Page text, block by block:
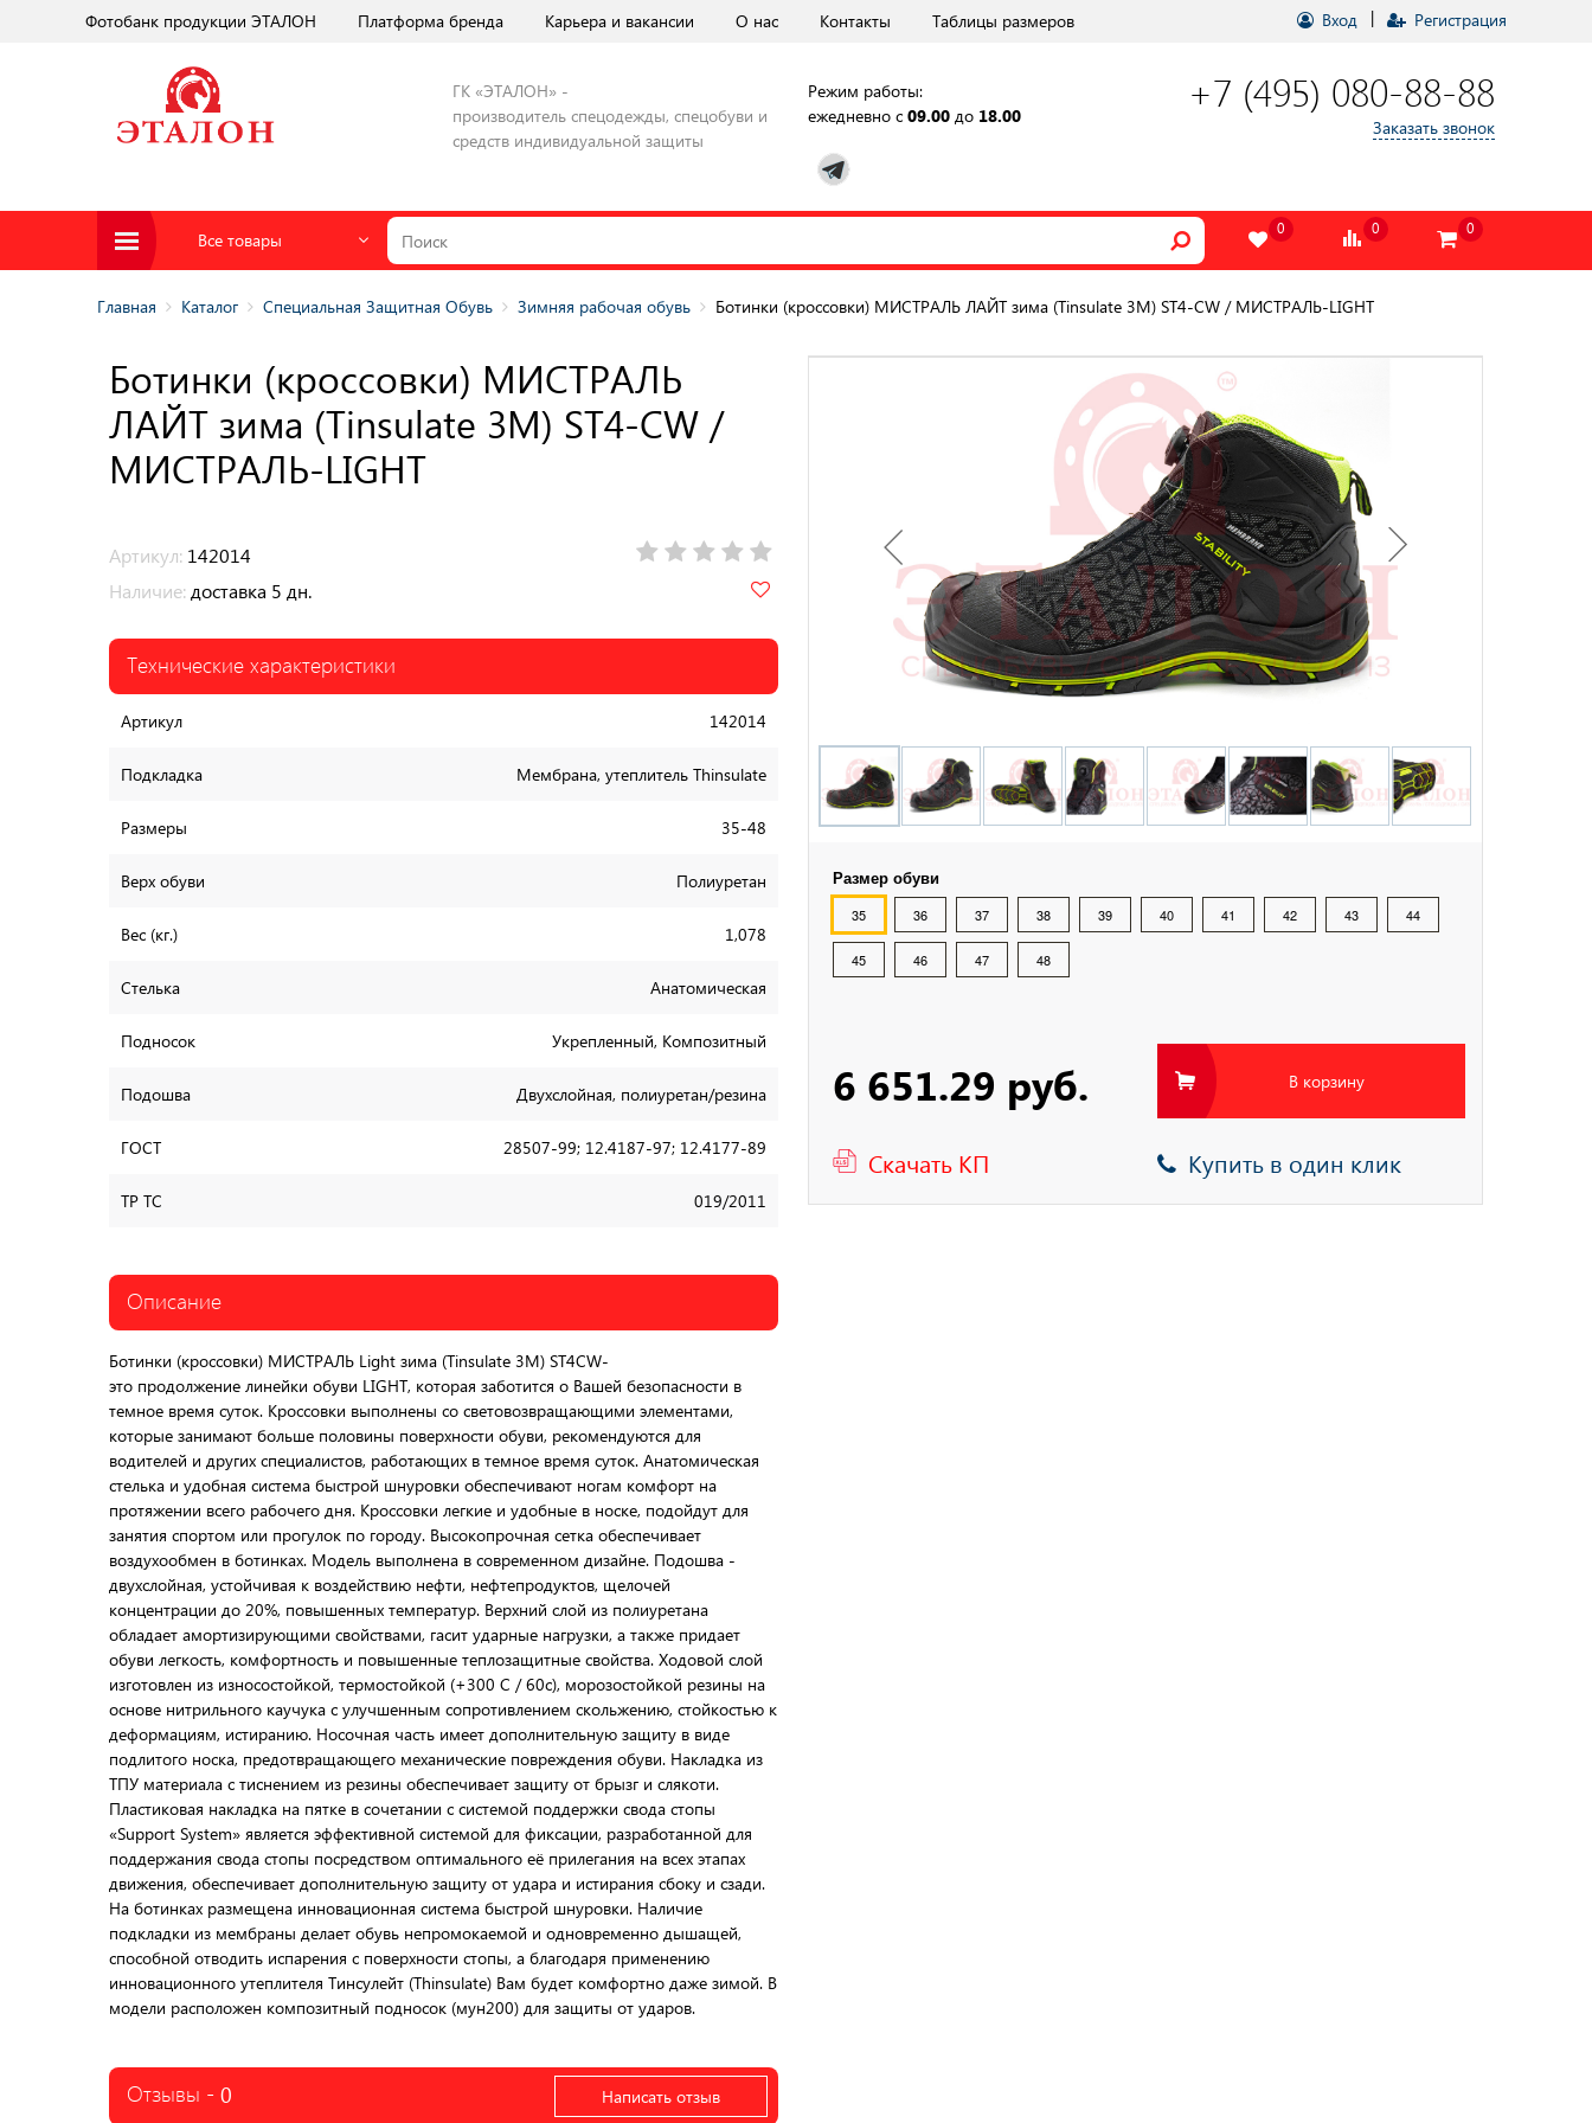
Фотобанк продукции ЭТАЛОН Платформа бренда Карьера и вакансии О нас Контакты Таблицы размеров Вход | Регистрация
ГК «ЭТАЛОН» -
производитель спецодежды, спецобуви и
средств индивидуальной защиты
Режим работы:
ежедневно с 09.00 до 18.00 +7 (495) 080-88-88
Заказать звонок
Все товары
0 0 0
Главная Каталог Специальная Защитная Обувь Зимняя рабочая обувь Ботинки (кроссовки) МИСТРАЛЬ ЛАЙТ зима (Tinsulate 3М) ST4-CW / МИСТРАЛЬ-LIGHT
Размер обуви
35 36 37 38 39 40 41 42 43 44
45 46 47 48
6 651.29 руб. В корзину
Скачать КП Купить в один клик
Ботинки (кроссовки) МИСТРАЛЬ
ЛАЙТ зима (Tinsulate 3М) ST4-CW /
МИСТРАЛЬ-LIGHT
Артикул: 142014
Наличие: доставка 5 дн.
Технические характеристики
Артикул 142014
Подкладка Мембрана, утеплитель Thinsulate
Размеры 35-48
Верх обуви Полиуретан
Вес (кг.) 1,078
Стелька Анатомическая
Подносок Укрепленный, Композитный
Подошва Двухслойная, полиуретан/резина
ГОСТ 28507-99; 12.4187-97; 12.4177-89
ТР ТС 019/2011
Описание
Ботинки (кроссовки) МИСТРАЛЬ Light зима (Tinsulate 3M) ST4CW-
это продолжение линейки обуви LIGHT, которая заботится о Вашей безопасности в
темное время суток. Кроссовки выполнены со световозвращающими элементами,
которые занимают больше половины поверхности обуви, рекомендуются для
водителей и других специалистов, работающих в темное время суток. Анатомическая
стелька и удобная система быстрой шнуровки обеспечивают ногам комфорт на
протяжении всего рабочего дня. Кроссовки легкие и удобные в носке, подойдут для
занятия спортом или прогулок по городу. Высокопрочная сетка обеспечивает
воздухообмен в ботинках. Модель выполнена в современном дизайне. Подошва -
двухслойная, устойчивая к воздействию нефти, нефтепродуктов, щелочей
концентрации до 20%, повышенных температур. Верхний слой из полиуретана
обладает амортизирующими свойствами, гасит ударные нагрузки, а также придает
обуви легкость, комфортность и повышенные теплозащитные свойства. Ходовой слой
изготовлен из износостойкой, термостойкой (+300 С / 60с), морозостойкой резины на
основе нитрильного каучука с улучшенным сопротивлением скольжению, стойкостью к
деформациям, истиранию. Носочная часть имеет дополнительную защиту в виде
подлитого носка, предотвращающего механические повреждения обуви. Накладка из
ТПУ материала с тиснением из резины обеспечивает защиту от брызг и слякоти.
Пластиковая накладка на пятке в сочетании с системой поддержки свода стопы
«Support System» является эффективной системой для фиксации, разработанной для
поддержания свода стопы посредством оптимального её прилегания на всех этапах
движения, обеспечивает дополнительную защиту от удара и истирания сбоку и сзади.
На ботинках размещена инновационная система быстрой шнуровки. Наличие
подкладки из мембраны делает обувь непромокаемой и одновременно дышащей,
способной отводить испарения с поверхности стопы, а благодаря применению
инновационного утеплителя Тинсулейт (Thinsulate) Вам будет комфортно даже зимой. В
модели расположен композитный подносок (мун200) для защиты от ударов.
Отзывы - 0 Написать отзыв